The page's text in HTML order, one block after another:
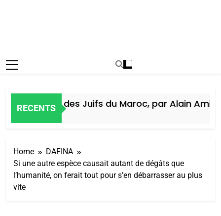
RECENTS
Histoire des Juifs du Maroc, par Alain Amiel
Home
DAFINA
Si une autre espèce causait autant de dégâts que
l’humanité, on ferait tout pour s’en débarrasser au plus
vite